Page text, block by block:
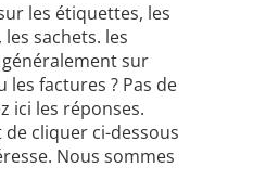
les étiquettes, les
sachets. les
sur
factures ? Pas de
ici les réponses.
cliquer ci-dessous
Nous sommes